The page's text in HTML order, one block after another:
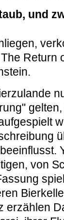
und
Return
von
erzählen